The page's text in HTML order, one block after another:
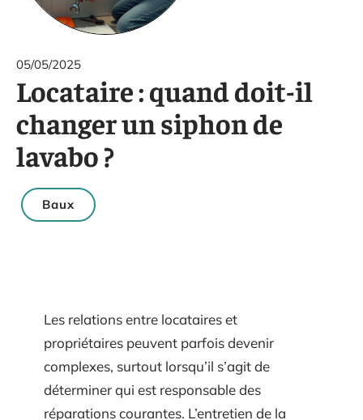
05/05/2025
Locataire : quand doit-il
changer un siphon de
lavabo ?
Baux
Les relations entre locataires et
propriétaires peuvent parfois devenir
complexes, surtout lorsqu’il s’agit de
déterminer qui est responsable des
réparations courantes. L’entretien de la